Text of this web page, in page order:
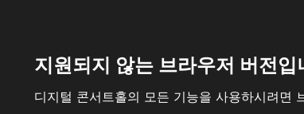
지원되지 않는 브라우저 버전입
디지털 콘서트홀의 모든 기능을 사용하시려면